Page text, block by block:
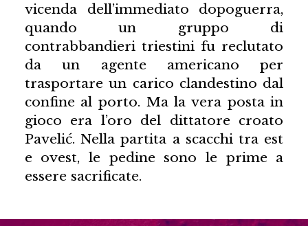
vicenda dell’immediato dopoguerra,
quando un gruppo di
contrabbandieri triestini fu reclutato
da un agente americano per
trasportare un carico clandestino dal
confine al porto. Ma la vera posta in
gioco era l’oro del dittatore croato
Pavelić. Nella partita a scacchi tra est
e ovest, le pedine sono le prime a
essere sacrificate.